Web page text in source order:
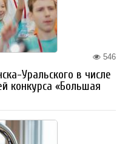
546
Уральского в числе
конкурса «Большая